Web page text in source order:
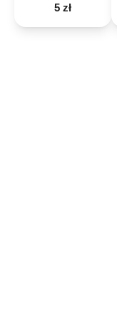
5 zł